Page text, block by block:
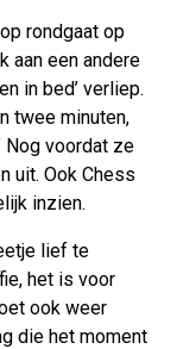
rondgaat op
aan een andere
in bed’ verliep.
twee minuten,
Nog voordat ze
uit. Ook Chess
inzien.
lief te
het is voor
ook weer
die het moment